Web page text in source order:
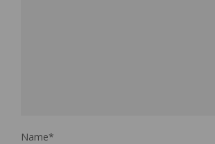
Name*